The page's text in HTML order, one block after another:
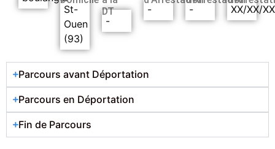
St-
Ouen
(93)
DT
-
- - XX/XX/
Parcours avant Déportation
Parcours en Déportation
Fin de Parcours